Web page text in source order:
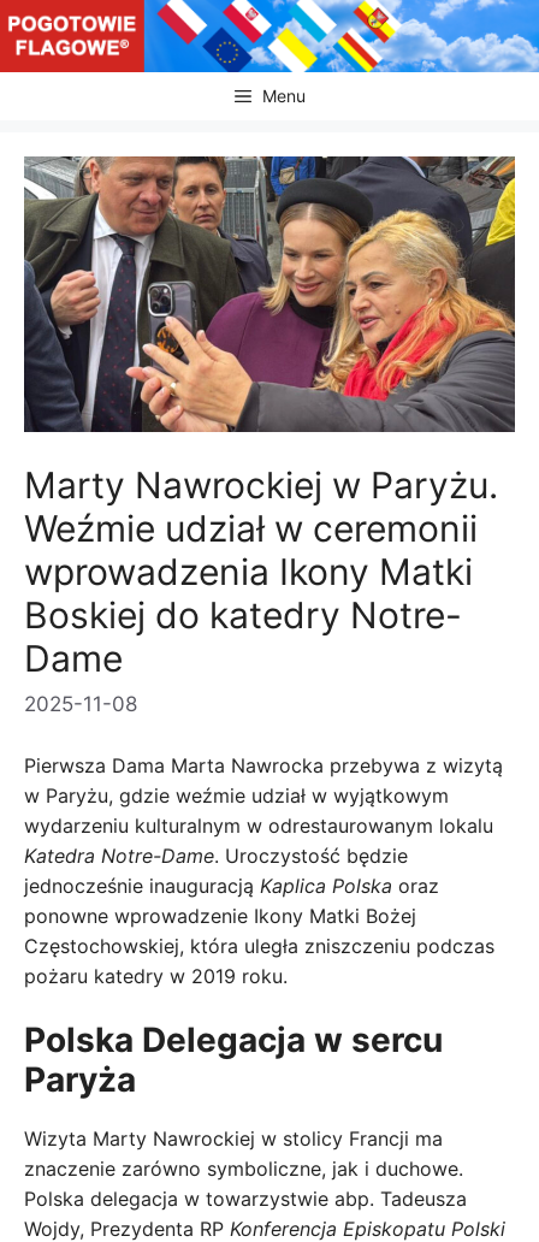
Przejdź
do
treści
Menu
Marty Nawrockiej w Paryżu.
Weźmie udział w ceremonii
wprowadzenia Ikony Matki
Boskiej do katedry Notre-
Dame
2025-11-08
Pierwsza Dama Marta Nawrocka przebywa z wizytą
w Paryżu, gdzie weźmie udział w wyjątkowym
wydarzeniu kulturalnym w odrestaurowanym lokalu
Katedra Notre-Dame. Uroczystość będzie
jednocześnie inauguracją Kaplica Polska oraz
ponowne wprowadzenie Ikony Matki Bożej
Częstochowskiej, która uległa zniszczeniu podczas
pożaru katedry w 2019 roku.
Polska Delegacja w sercu
Paryża
Wizyta Marty Nawrockiej w stolicy Francji ma
znaczenie zarówno symboliczne, jak i duchowe.
Polska delegacja w towarzystwie abp. Tadeusza
Wojdy, Prezydenta RP Konferencja Episkopatu Polski